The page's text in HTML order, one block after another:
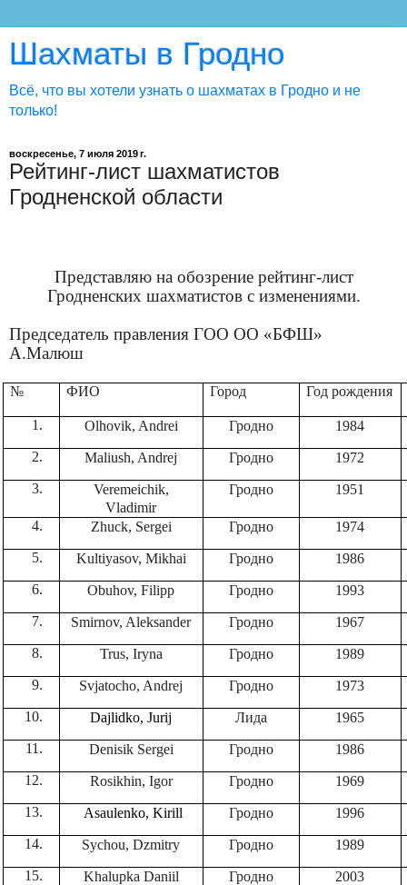
Шахматы в Гродно
Всё, что вы хотели узнать о шахматах в Гродно и не
только!
воскресенье, 7 июля 2019 г.
Рейтинг-лист шахматистов
Гродненской области
Представляю на обозрение рейтинг-лист
Гродненских шахматистов с изменениями.
Председатель правления ГОО ОО «БФШ»
А.Малюш
№ ФИО Город Год рождения
Olhovik, Andrei Гродно 1984
Maliush, Andrej Гродно 1972
Veremeichik,
Vladimir
Гродно 1951
Zhuck, Sergei Гродно 1974
Kultiyasov, Mikhai Гродно 1986
Obuhov, Filipp Гродно 1993
Smirnov, Aleksander Гродно 1967
Trus, Iryna Гродно 1989
Svjatocho, Andrej Гродно 1973
Dajlidko, Jurij Лида 1965
Denisik Sergei Гродно 1986
Rosikhin, Igor Гродно 1969
Asaulenko, Kirill Гродно 1996
Sychou, Dzmitry Гродно 1989
Khalupka Daniil Гродно 2003